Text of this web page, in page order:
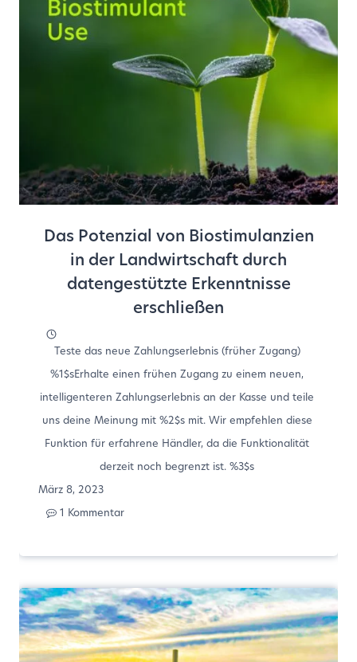
Das Potenzial von Biostimulanzien
in der Landwirtschaft durch
datengestützte Erkenntnisse
erschließen
Teste das neue Zahlungserlebnis (früher Zugang)
%1$sErhalte einen frühen Zugang zu einem neuen,
intelligenteren Zahlungserlebnis an der Kasse und teile
uns deine Meinung mit %2$s mit. Wir empfehlen diese
Funktion für erfahrene Händler, da die Funktionalität
derzeit noch begrenzt ist. %3$s
März 8, 2023
1 Kommentar